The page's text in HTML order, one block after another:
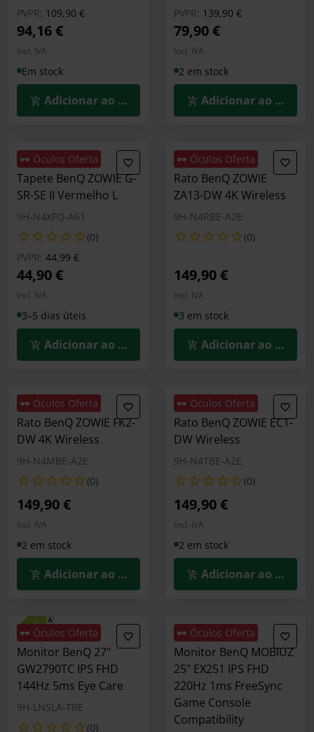
PVPR: Preço reduzido de
109,90 €para
94,16 €
Incl. IVA
Em stock
Adicionar ao Carrinho
PVPR: Preço reduzido de
139,90 €para
79,90 €
Incl. IVA
2 em stock
Adicionar ao
🕶️ Óculos Oferta
Tapete BenQ ZOWIE G-
SR-SE II Vermelho L
9H-N4XFQ-A61
(0)
PVPR: Preço reduzido de
44,99 €para
44,90 €
Incl. IVA
3–5 dias úteis
Adicionar ao Carrinho
🕶️ Óculos Oferta
Rato BenQ ZOWIE
ZA13-DW 4K Wireless
9H-N4RBE-A2E
(0)
149,90 €
Incl. IVA
3 em stock
Adicionar ao
🕶️ Óculos Oferta
Rato BenQ ZOWIE FK2-
DW 4K Wireless
9H-N4MBE-A2E
(0)
149,90 €
Incl. IVA
2 em stock
Adicionar ao Carrinho
🕶️ Óculos Oferta
Rato BenQ ZOWIE EC1-
DW Wireless
9H-N4TBE-A2E
(0)
149,90 €
Incl. IVA
2 em stock
Adicionar ao
🕶️ Óculos Oferta
Monitor BenQ 27"
GW2790TC IPS FHD
144Hz 5ms Eye Care
9H-LNSLA-TBE
(0)
🕶️ Óculos Oferta
Monitor BenQ MOBIUZ
25" EX251 IPS FHD
220Hz 1ms FreeSync
Game Console
Compatibility